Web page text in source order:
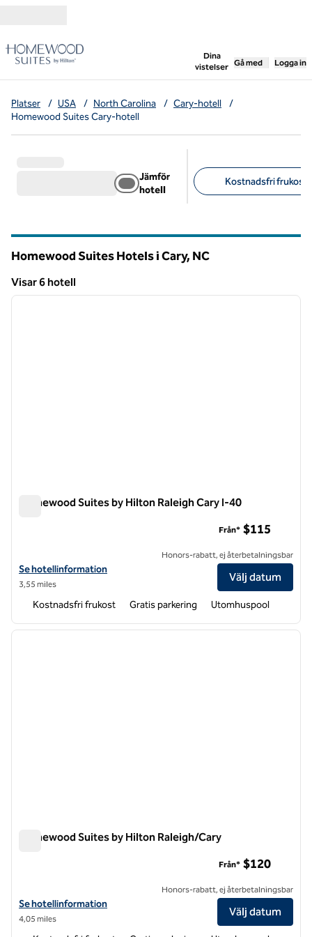
Dina
vistelser
,öppnar ny flik
Gå med Logga in
Platser / USA / North Carolina / Cary-hotell
/
Homewood Suites Cary-hotell
Jämför
hotell
Kostnadsfri frukost
Homewood Suites Hotels i Cary, NC
Visar 6 hotell
Visar 6 hotell
1 av 12
nästa
Homewood Suites by Hilton Raleigh Cary I-40
Visa hotelluppgifter för Homewood Suites by Hilton Raleigh Cary I-
Se hotellinformation
3,55 miles
Från* $115
Honors-rabatt, ej återbetalningsbar
Välj datum
Kostnadsfri frukost Gratis parkering Utomhuspool
1 av 12
nästa
Homewood Suites by Hilton Raleigh/Cary
Visa hotelluppgifter för Homewood Suites by Hilton Raleigh/Cary
Se hotellinformation
4,05 miles
Från* $120
Honors-rabatt, ej återbetalningsbar
Välj datum